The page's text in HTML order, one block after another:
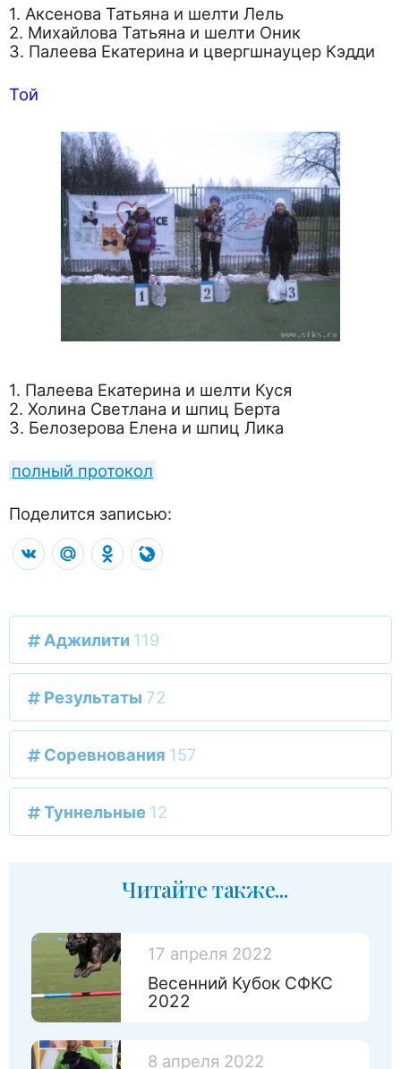
1. Аксенова Татьяна и шелти Лель
2. Михайлова Татьяна и шелти Оник
3. Палеева Екатерина и цвергшнауцер Кэдди
Той
1. Палеева Екатерина и шелти Куся
2. Холина Светлана и шпиц Берта
3. Белозерова Елена и шпиц Лика
полный протокол
Поделится записью:
VK Mail.RuOdnoklassniki
Аджилити 119
Результаты 72
Соревнования 157
Туннельные 12
Читайте также...
17 апреля 2022
Весенний Кубок СФКС
2022
8 апреля 2022